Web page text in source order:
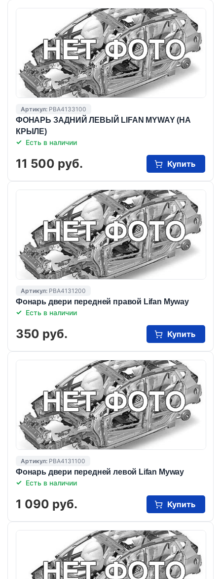
Артикул: PBA4133100
ФОНАРЬ ЗАДНИЙ ЛЕВЫЙ LIFAN MYWAY (НА
КРЫЛЕ)
Есть в наличии
11 500 руб. Купить
Артикул: PBA4131200
Фонарь двери передней правой Lifan Myway
Есть в наличии
350 руб. Купить
Артикул: PBA4131100
Фонарь двери передней левой Lifan Myway
Есть в наличии
1 090 руб. Купить